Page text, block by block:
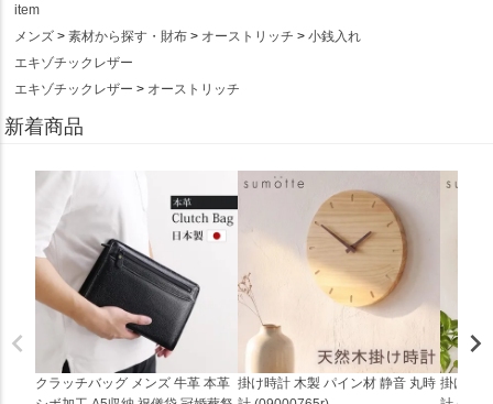
item
メンズ
素材から探す・財布 オーストリッチ
小銭入れ
エキゾチックレザー
エキゾチックレザー
オーストリッチ
新着商品
クラッチバッグ メンズ 牛革 本革 掛け時計 木製 パイン材 静音 丸時 掛け時